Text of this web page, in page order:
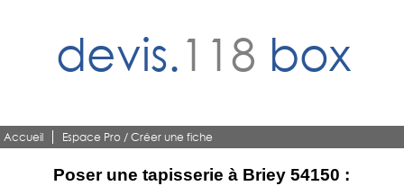
devis.118 box
Accueil Espace Pro / Créer une fiche
Poser une tapisserie à Briey 54150 :